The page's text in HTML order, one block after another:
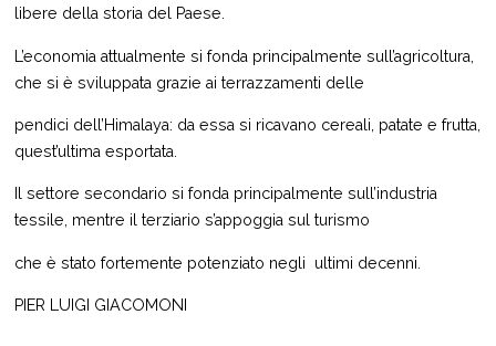
libere della storia del Paese.
L’economia attualmente si fonda principalmente sull’agricoltura,
che si è sviluppata grazie ai terrazzamenti delle
pendici dell’Himalaya: da essa si ricavano cereali, patate e frutta,
quest’ultima esportata.
Il settore secondario si fonda principalmente sull’industria
tessile, mentre il terziario s’appoggia sul turismo
che è stato fortemente potenziato negli ultimi decenni.
PIER LUIGI GIACOMONI